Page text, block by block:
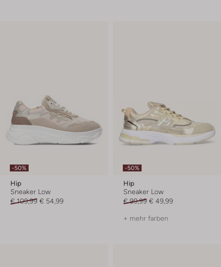
-50%
Hip
Sneaker Low
€ 109,99 € 54,99
-50%
Hip
Sneaker Low
€ 99,99 € 49,99
+ mehr farben